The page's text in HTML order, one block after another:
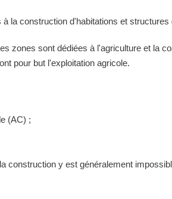
la construction d'habitations et
zones sont dédiées à l'agriculture et la
pour but l'exploitation agricole.
(AC) ;
construction y est généralement